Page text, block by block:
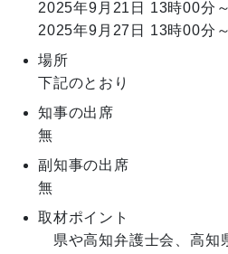
2025年9月21日
13時00分
2025年9月27日
13時00分
場所
下記のとおり
知事の出席
無
副知事の出席
無
取材ポイント
県や高知弁護士会、高知